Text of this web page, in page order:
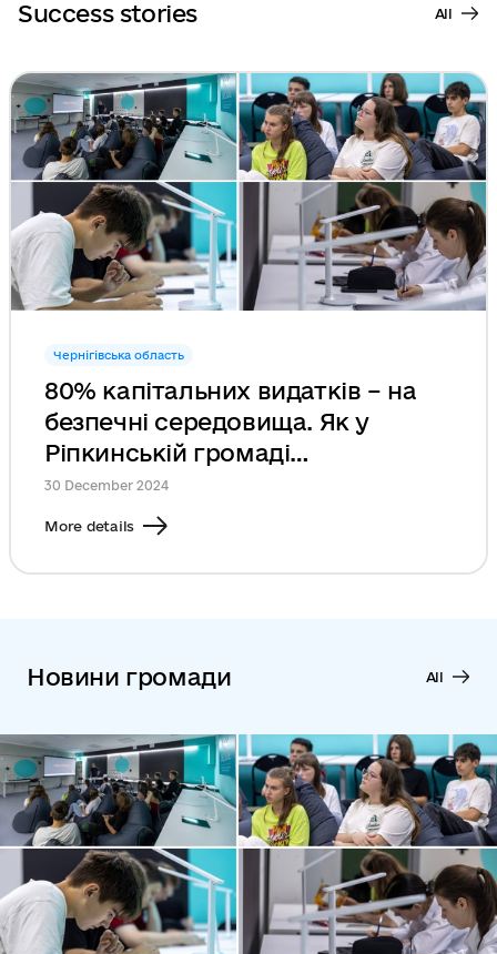
Success stories All
Чернігівська область
80% капітальних видатків – на
безпечні середовища. Як у
Ріпкинській громаді
облаштували шкільне укриття
30 December 2024
More details
Новини громади All